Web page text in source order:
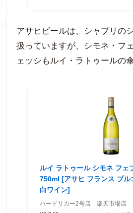
アサヒビールは、シャブリの
扱っていますが、シモネ・フ
ェッシもルイ・ラトゥールの
ルイ ラトゥール シモネ フェ
750ml [アサヒ フランス ブル
白ワイン]
ハードリカー2号店 楽天市場店